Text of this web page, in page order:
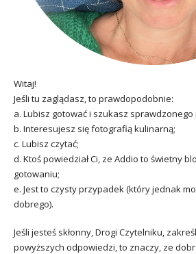
Witaj!
Jeśli tu zaglądasz, to prawdopodobnie:
a. Lubisz gotować i szukasz
b. Interesujesz się fotografią kulinarną;
c. Lubisz czytać;
d. Ktoś powiedział Ci, ze Addio to świetny
gotowaniu;
e. Jest to czysty przypadek (który jednak
dobrego).
Jeśli jesteś skłonny, Drogi Czytelniku,
powyższych odpowiedzi, to znaczy, ze